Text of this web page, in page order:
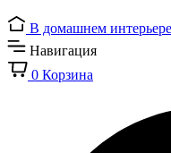
В домашнем интерьере
Навигация
0 Корзина